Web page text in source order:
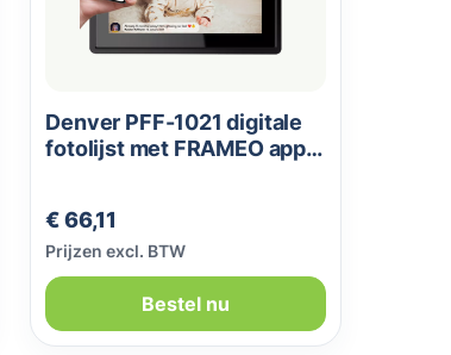
Denver PFF-1021 digitale
fotolijst met FRAMEO app
Normale prijs:
€ 66,11
Prijzen excl. BTW
Bestel nu